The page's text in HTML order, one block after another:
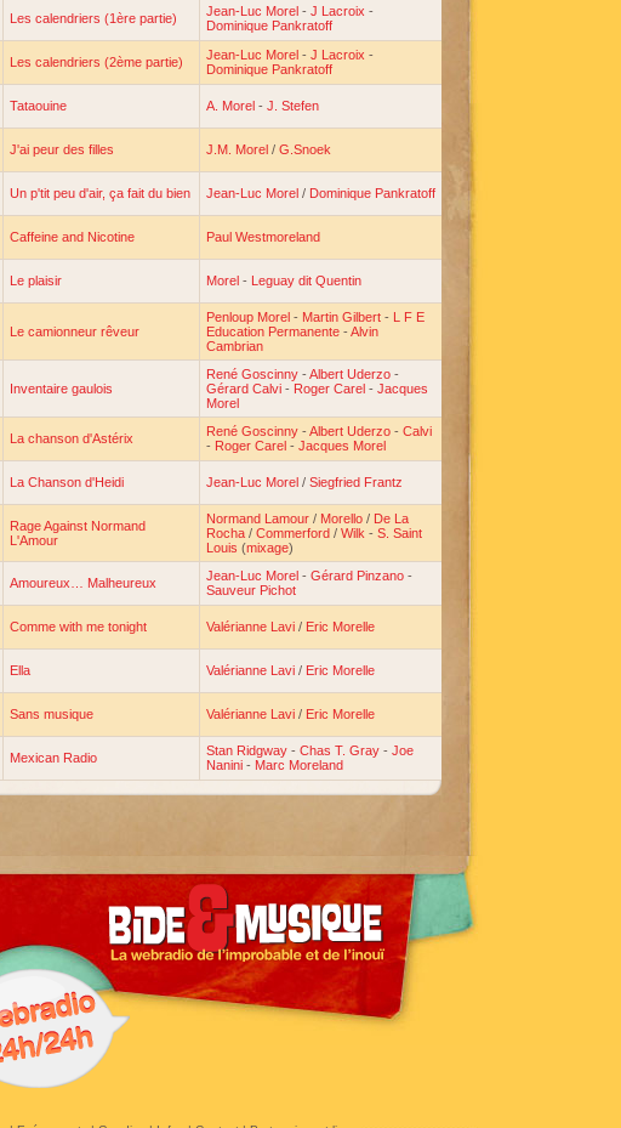
Les calendriers (1ère partie) Jean-Luc Morel - J Lacroix -
Dominique Pankratoff
Les calendriers (2ème partie) Jean-Luc Morel - J Lacroix -
Dominique Pankratoff
Tataouine A. Morel - J. Stefen
J'ai peur des filles J.M. Morel / G.Snoek
Un p'tit peu d'air, ça fait du bien Jean-Luc Morel / Dominique Pankratoff
Caffeine and Nicotine Paul Westmoreland
Le plaisir Morel - Leguay dit Quentin
Le camionneur rêveur
Penloup Morel - Martin Gilbert - L F E
Education Permanente -Alvin
Cambrian
Inventaire gaulois
René Goscinny - Albert Uderzo -
Gérard Calvi - Roger Carel - Jacques
Morel
La chanson d'Astérix René Goscinny -Albert Uderzo - Calvi
- Roger Carel - Jacques Morel
La Chanson d'Heidi Jean-Luc Morel / Siegfried Frantz
Rage Against Normand
L'Amour
Normand Lamour / Morello / De La
Rocha / Commerford / Wilk - S. Saint
Louis (mixage)
Amoureux… Malheureux Jean-Luc Morel - Gérard Pinzano -
Sauveur Pichot
Comme with me tonight Valérianne Lavi / Eric Morelle
Ella Valérianne Lavi / Eric Morelle
Sans musique Valérianne Lavi / Eric Morelle
Mexican Radio Stan Ridgway - Chas T. Gray - Joe
Nanini - Marc Moreland